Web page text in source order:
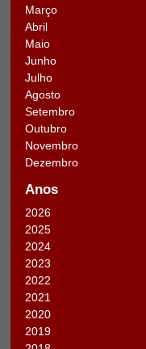
Março
Abril
Maio
Junho
Julho
Agosto
Setembro
Outubro
Novembro
Dezembro
Anos
2026
2025
2024
2023
2022
2021
2020
2019